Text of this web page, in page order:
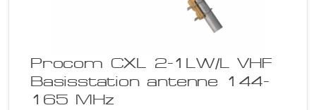
Procom CXL 2-1LW/L VHF
Basisstation antenne 144-
165 MHz